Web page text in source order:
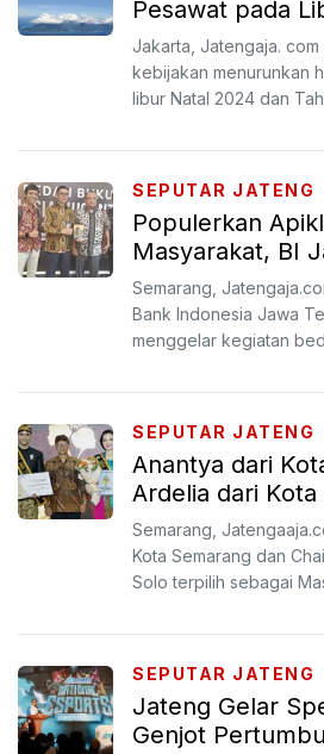
Pesawat pada
Genjot Pariwisata
Jakarta, Jatengaja.
kebijakan menurunkan
libur Natal 2024 dan
SEPUTAR JATENG
Populerkan
Masyarakat, BI
Bedah Buku
Semarang,
Bank Indonesia Jawa
menggelar kegiatan
SEPUTAR JATENG
Anantya dari
Ardelia dari
Mas dan Mbak
Semarang,
Kota Semarang dan
Solo terpilih sebagai
SEPUTAR JATENG
Jateng Gelar
Genjot